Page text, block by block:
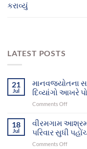
કરાવ્યું
LATEST POSTS
21
Jul
માનવજ્યોતના
દિવ્યાંગો આખરે
Comments Offon
સફળ
પ્રયાસોથી
ગુમ
થયેલા
18
Jul
વીરમગામ
પરિવાર સુધી
Comments Offon